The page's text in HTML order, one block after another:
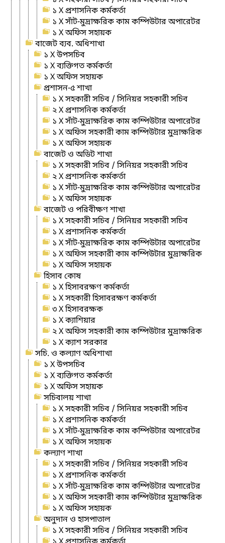
১ X প্রশাসনিক কর্মকর্তা
১ X সাঁট-মুদ্রাক্ষরিক কাম কম্পিউটার অপারেটর
১ X অফিস সহায়ক
বাজেট ব্যব. অধিশাখা
১ X উপসচিব
১ X ব্যক্তিগত কর্মকর্তা
১ X অফিস সহায়ক
প্রশাসন-৫ শাখা
১ X সহকারী সচিব / সিনিয়র সহকারী সচিব
২ X প্রশাসনিক কর্মকর্তা
১ X সাঁট-মুদ্রাক্ষরিক কাম কম্পিউটার অপারেটর
১ X অফিস সহকারী কাম কম্পিউটার মুদ্রাক্ষরিক
১ X অফিস সহায়ক
বাজেট ও অডিট শাখা
১ X সহকারী সচিব / সিনিয়র সহকারী সচিব
২ X প্রশাসনিক কর্মকর্তা
১ X সাঁট-মুদ্রাক্ষরিক কাম কম্পিউটার অপারেটর
১ X অফিস সহায়ক
বাজেট ও পরিবীক্ষণ শাখা
১ X সহকারী সচিব / সিনিয়র সহকারী সচিব
১ X প্রশাসনিক কর্মকর্তা
১ X সাঁট-মুদ্রাক্ষরিক কাম কম্পিউটার অপারেটর
১ X অফিস সহকারী কাম কম্পিউটার মুদ্রাক্ষরিক
১ X অফিস সহায়ক
হিসাব কোষ
১ X হিসাবরক্ষণ কর্মকর্তা
১ X সহকারী হিসাবরক্ষণ কর্মকর্তা
৩ X হিসাবরক্ষক
১ X ক্যাশিয়ার
২ X অফিস সহকারী কাম কম্পিউটার মুদ্রাক্ষরিক
১ X ক্যাশ সরকার
সচি. ও কল্যাণ অধিশাখা
১ X উপসচিব
১ X ব্যক্তিগত কর্মকর্তা
১ X অফিস সহায়ক
সচিবালয় শাখা
১ X সহকারী সচিব / সিনিয়র সহকারী সচিব
১ X প্রশাসনিক কর্মকর্তা
১ X সাঁট-মুদ্রাক্ষরিক কাম কম্পিউটার অপারেটর
১ X অফিস সহায়ক
কল্যাণ শাখা
১ X সহকারী সচিব / সিনিয়র সহকারী সচিব
১ X প্রশাসনিক কর্মকর্তা
১ X সাঁট-মুদ্রাক্ষরিক কাম কম্পিউটার অপারেটর
১ X অফিস সহকারী কাম কম্পিউটার মুদ্রাক্ষরিক
১ X অফিস সহায়ক
অনুদান ও হাসপাতাল
১ X সহকারী সচিব / সিনিয়র সহকারী সচিব